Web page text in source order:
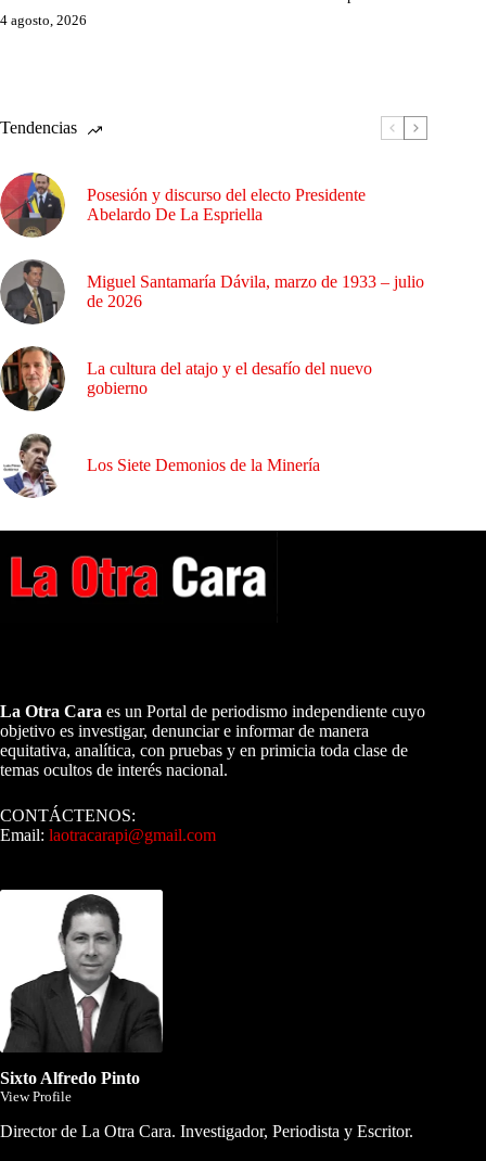
4 agosto, 2026
Tendencias
Posesión y discurso del electo Presidente
Abelardo De La Espriella
Miguel Santamaría Dávila, marzo de 1933 – julio
de 2026
La cultura del atajo y el desafío del nuevo
gobierno
Los Siete Demonios de la Minería
La Otra Cara es un Portal de periodismo independiente cuyo
objetivo es investigar, denunciar e informar de manera
equitativa, analítica, con pruebas y en primicia toda clase de
temas ocultos de interés nacional.
CONTÁCTENOS:
Email: laotracarapi@gmail.com
Sixto Alfredo Pinto
View Profile
Director de La Otra Cara. Investigador, Periodista y Escritor.